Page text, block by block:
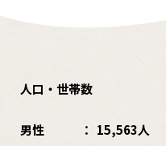
人口・世帯数
男性 15,563人